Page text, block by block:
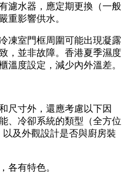
濾水器，應定期更換（一般
重影響供水。
凍室門框周圍可能出現凝露
，並非故障。香港夏季濕度
溫度設定，減少內外溫差。
尺寸外，還應考慮以下因
、冷卻系統的類型（全方位
及外觀設計是否與廚房裝
各有特色。